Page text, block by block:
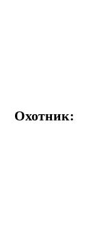
Охотник: